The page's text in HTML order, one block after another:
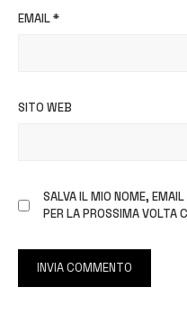
EMAIL*
SITO WEB
SALVA IL MIO NOME,
PER LA PROSSIMA VOLTA